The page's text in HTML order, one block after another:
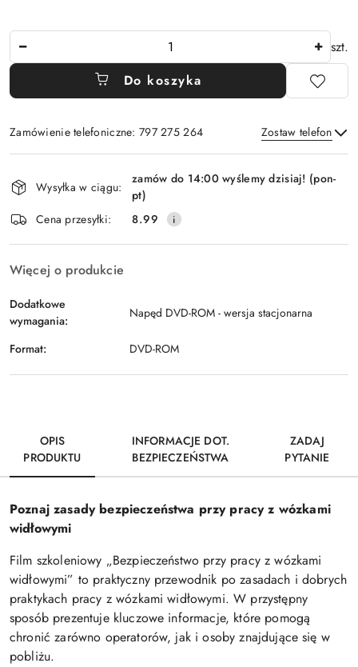
szt.
Do koszyka
Zamówienie telefoniczne: 797 275 264 Zostaw telefon
i
dostawa
Wysyłka w ciągu:
zamów do 14:00 wyślemy dzisiaj! (pon-
pt)
Cena przesyłki:
8.99
Więcej o produkcie
Dodatkowe
wymagania:
Napęd DVD-ROM - wersja stacjonarna
Format: DVD-ROM
OPIS
PRODUKTU
INFORMACJE DOT.
BEZPIECZEŃSTWA
ZADAJ
PYTANIE
Poznaj zasady bezpieczeństwa przy pracy z wózkami
widłowymi
Film szkoleniowy „Bezpieczeństwo przy pracy z wózkami
widłowymi” to praktyczny przewodnik po zasadach i dobrych
praktykach pracy z wózkami widłowymi. W przystępny
sposób prezentuje kluczowe informacje, które pomogą
chronić zarówno operatorów, jak i osoby znajdujące się w
pobliżu.